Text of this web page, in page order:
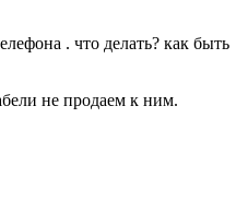
. что делать? как быть
не продаем к ним.